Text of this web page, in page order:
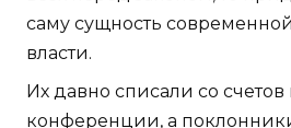
саму сущность
власти.
Их давно списали со
конференции, а